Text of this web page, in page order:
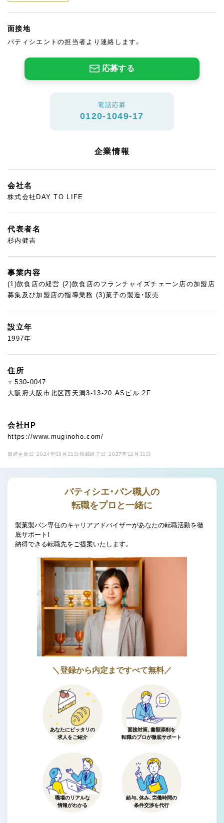
面接地
パティシエントの担当者より連絡します。
応募する
電話応募
0120-1049-17
企業情報
会社名
株式会社DAY TO LIFE
代表者名
杉内健吉
事業内容
(1)飲食店の経営 (2)飲食店のフランチャイズチェーン店の加盟店
募集及び加盟店の指導業務 (3)菓子の製造・販売
設立年
1997年
住所
〒530-0047
大阪府大阪市北区西天満3-13-20 ASビル 2F
会社HP
https://www.muginoho.com/
最終更新日：2024年08月21日 掲載終了日：2027年12月31日
パティシエ・パン職人の
転職をプロと一緒に
製菓製パン専任のキャリアアドバイザーがあなたの転職活動を徹
底サポート!
納得できる転職先をご提案いたします。
＼登録から内定まですべて無料／
あなたにピッタリの
求人をご紹介
面接対策、書類添削を
転職のプロが徹底サポート
職場のリアルな
情報がわかる
給与、休み、労働時間の
条件交渉を代行